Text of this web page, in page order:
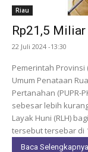
Riau
Rp21,5 Miliar
22 Juli 2024 -13:30
Pemerintah Provinsi
Umum Penataan
Pertanahan (PUPR-
sebesar lebih
Layak Huni (RLH)
tersebut tersebar di
Baca Selengkapnya